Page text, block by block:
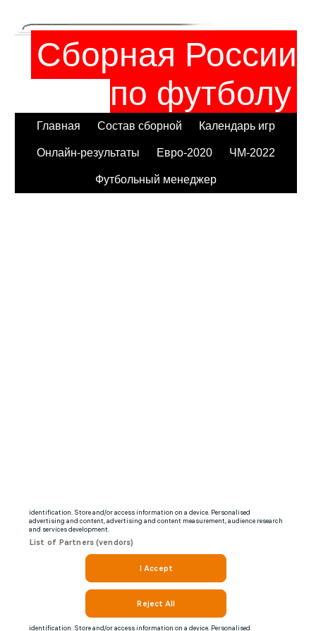
Сборная России
по футболу
Главная Состав сборной Календарь игр
Онлайн-результаты Евро-2020 ЧМ-2022
Футбольный менеджер